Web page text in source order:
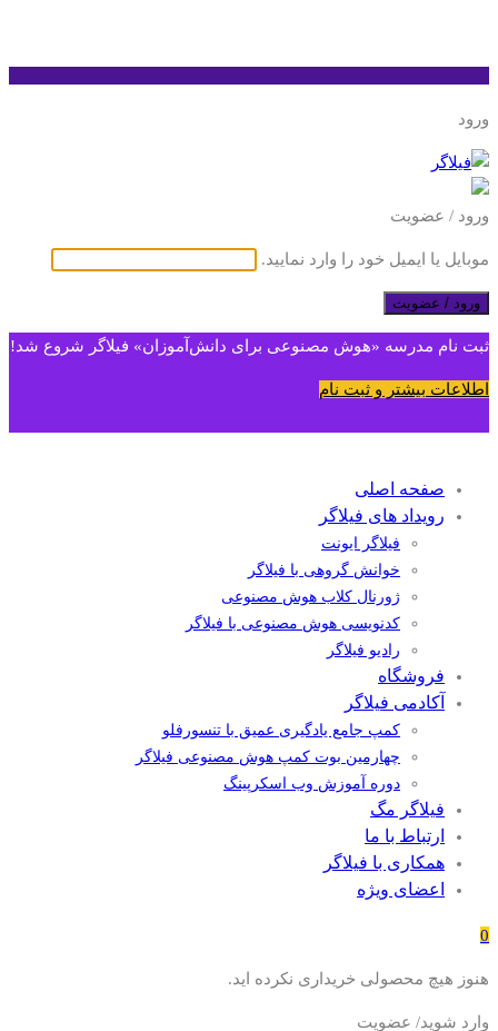
ورود
ورود / عضویت
موبایل یا ایمیل خود را وارد نمایید.
ورود / عضویت
ثبت نام مدرسه «هوش مصنوعی برای دانش‌آموزان» فیلاگر شروع شد!
اطلاعات بیشتر و ثبت نام
صفحه اصلی
رویداد های فیلاگر
فیلاگر ایونت
خوانش گروهی با فیلاگر
ژورنال کلاب هوش مصنوعی
کدنویسی هوش مصنوعی با فیلاگر
رادیو فیلاگر
فروشگاه
آکادمی فیلاگر
کمپ جامع یادگیری عمیق با تنسورفلو
چهارمین بوت کمپ هوش مصنوعی فیلاگر
دوره آموزش وب اسکرپینگ
فیلاگر مگ
ارتباط با ما
همکاری با فیلاگر
اعضای ویژه
0
هنوز هیچ محصولی خریداری نکرده اید.
وارد شوید/ عضویت